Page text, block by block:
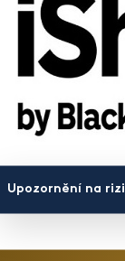
Upozornění na